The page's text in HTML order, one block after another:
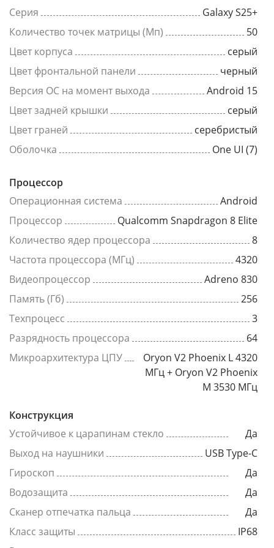
Серия
Galaxy S25+
Количество точек матрицы (Мп)
50
Цвет корпуса
серый
Цвет фронтальной панели
черный
Версия ОС на момент выхода
Android 15
Цвет задней крышки
серый
Цвет граней
серебристый
Оболочка
One UI (7)
Процессор
Операционная система
Android
Процессор
Qualcomm Snapdragon 8 Elite
Количество ядер процессора
8
Частота процессора (МГц)
4320
Видеопроцессор
Adreno 830
Память (Гб)
256
Техпроцесс
3
Разрядность процессора
64
Микроархитектура ЦПУ
Oryon V2 Phoenix L 4320
МГц + Oryon V2 Phoenix
M 3530 МГц
Конструкция
Устойчивое к царапинам стекло
Да
Выход на наушники
USB Type-C
Гироскоп
Да
Водозащита
Да
Сканер отпечатка пальца
Да
Класс защиты
IP68